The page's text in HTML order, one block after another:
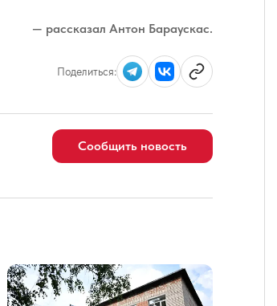
— рассказал Антон Бараускас.
Поделиться:
Сообщить новость